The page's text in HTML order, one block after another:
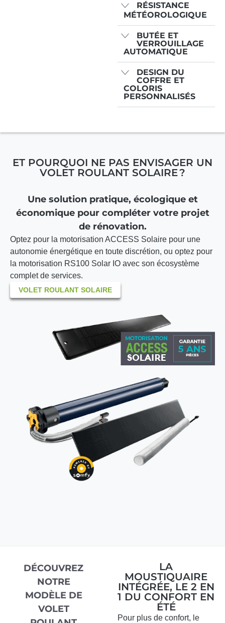
RÉSISTANCE
MÉTÉOROLOGIQUE
BUTÉE ET
VERROUILLAGE
AUTOMATIQUE
DESIGN DU
COFFRE ET
COLORIS
PERSONNALISÉS
ET POURQUOI NE PAS ENVISAGER UN
VOLET ROULANT SOLAIRE ?
Une solution pratique, écologique et
économique pour compléter votre projet
de rénovation.
Optez pour la motorisation ACCESS Solaire pour une
autonomie énergétique en toute discrétion, ou optez pour
la motorisation RS100 Solar IO avec son écosystème
complet de services.
VOLET ROULANT SOLAIRE
LA
MOUSTIQUAIRE
INTÉGRÉE, LE 2 EN
1 DU CONFORT EN
ÉTÉ
Pour plus de confort, le
DÉCOUVREZ
NOTRE
MODÈLE DE
VOLET